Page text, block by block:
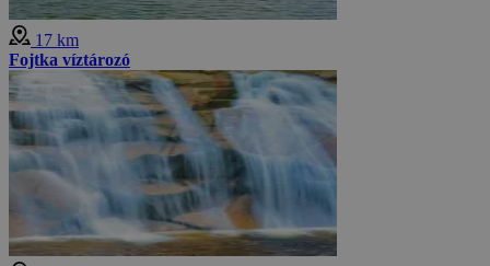
17 km
Fojtka víztározó